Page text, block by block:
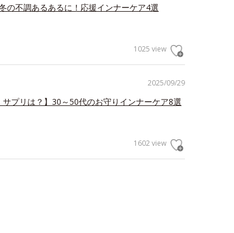
の不調あるあるに！応援インナーケア4選
1025 view
2025/09/29
サプリは？】30～50代のお守りインナーケア8選
1602 view